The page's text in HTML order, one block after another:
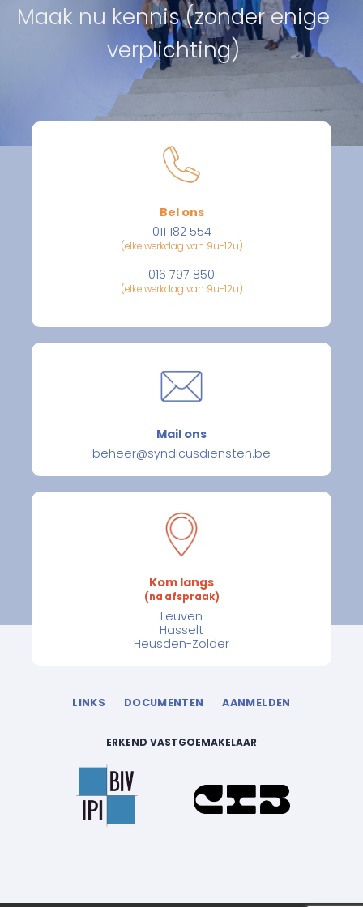
Maak nu kennis (zonder enige
verplichting)
Bel ons
011 182 554
(elke werkdag van 9u-12u)
016 797 850
(elke werkdag van 9u-12u)
Mail ons
beheer@syndicusdiensten.be
Kom langs
(na afspraak)
Leuven
Hasselt
Heusden-Zolder
ERKEND VASTGOEMAKELAAR
LINKS DOCUMENTEN AANMELDEN